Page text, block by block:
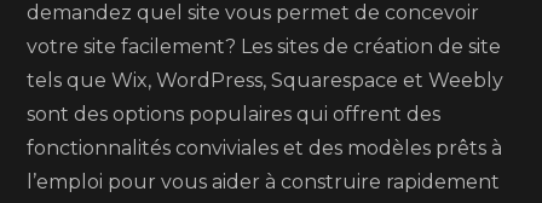
demandez quel site vous permet de concevoir
votre site facilement? Les sites de création de site
tels que Wix, WordPress, Squarespace et Weebly
sont des options populaires qui offrent des
fonctionnalités conviviales et des modèles prêts à
l’emploi pour vous aider à construire rapidement